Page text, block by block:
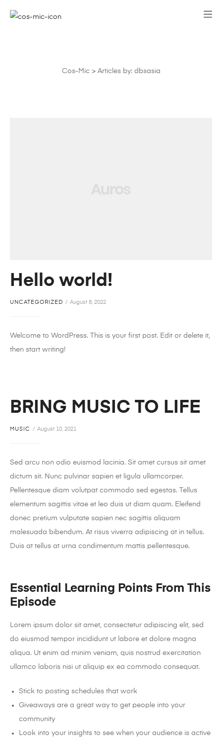
Cos-Mic> Articles by: dbsasia
Hello world!
UNCATEGORIZED August 8, 2022
Welcome to WordPress. This is your first post. Edit or delete it,
then start writing!
BRING MUSIC TO LIFE
MUSIC August 10, 2021
Sed arcu non odio euismod lacinia. Sit amet cursus sit amet
dictum sit. Nunc pulvinar sapien et ligula ullamcorper.
Pellentesque diam volutpat commodo sed egestas. Tellus
elementum sagittis vitae et leo duis ut diam quam. Eleifend
donec pretium vulputate sapien nec sagittis aliquam
malesuada bibendum. At risus viverra adipiscing at in tellus.
Duis at tellus at urna condimentum mattis pellentesque.
Essential Learning Points From This
Episode
Lorem ipsum dolor sit amet, consectetur adipiscing elit, sed
do eiusmod tempor incididunt ut labore et dolore magna
aliqua. Ut enim ad minim veniam, quis nostrud exercitation
ullamco laboris nisi ut aliquip ex ea commodo consequat.
Stick to posting schedules that work
Giveaways are a great way to get people into your
community
Look into your insights to see when your audience is active